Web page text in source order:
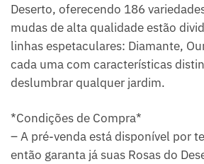
Deserto, oferecendo 186
mudas de alta qualidade estão
linhas espetaculares: Diamante,
cada uma com características
deslumbrar qualquer jardim.
*Condições de Compra*
– A pré-venda está disponível por
então garanta já suas Rosas do